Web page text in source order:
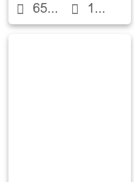
65
ตรม.
1
ห้องน้ำ